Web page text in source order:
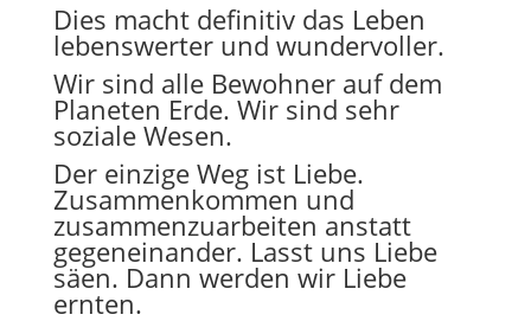
Dies macht definitiv das Leben
lebenswerter und wundervoller.
Wir sind alle Bewohner auf dem
Planeten Erde. Wir sind sehr
soziale Wesen.
Der einzige Weg ist Liebe.
Zusammenkommen und
zusammenzuarbeiten anstatt
gegeneinander. Lasst uns Liebe
säen. Dann werden wir Liebe
ernten.